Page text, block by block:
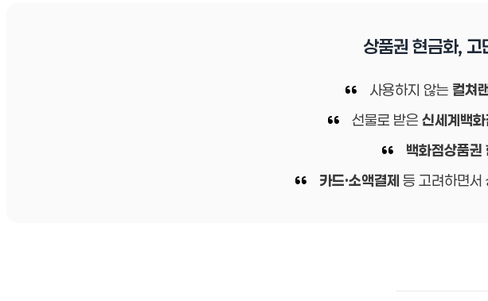
상품권 현금화,
사용하지 않는 컬쳐
선물로 받은 신세계백
백화점상품권
카드·소액결제 등 고려하면서